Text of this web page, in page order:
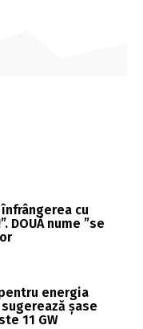
înfrângerea cu
DOUĂ nume ”se
energia
șase
11 GW